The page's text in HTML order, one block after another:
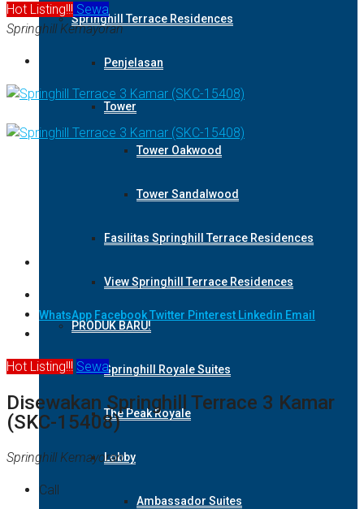
Springhill Terrace Residences
Penjelasan
Tower
Tower Oakwood
Tower Sandalwood
Fasilitas Springhill Terrace Residences
View Springhill Terrace Residences
PRODUK BARU!
Springhill Royale Suites
The Peak Royale
Lobby
Ambassador Suites
Hot Listing!!! Sewa
Springhill Kemayoran
WhatsApp FacebookTwitter Pinterest Linkedin Email
Hot Listing!!! Sewa
Disewakan Springhill Terrace 3 Kamar
(SKC-15408)
Springhill Kemayoran
Call